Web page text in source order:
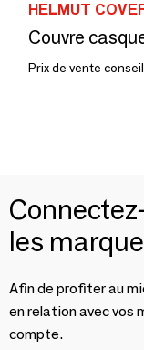
HELMUT
Couvre
Prix de vente
les
Afin de profiter au
en relation avec vos
compte.